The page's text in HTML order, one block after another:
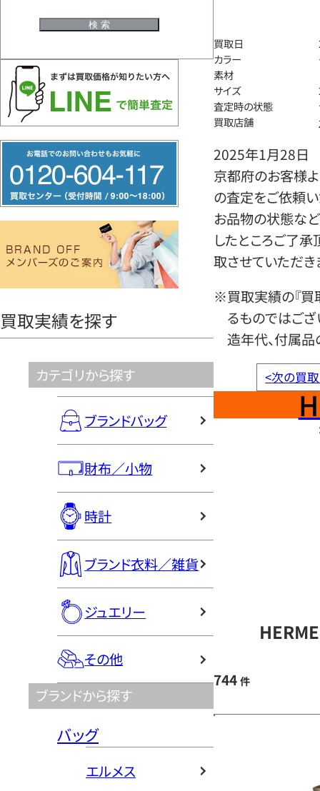
リ
ー
ヤ
買取実績を探す
カテゴリから探す
ブランドバッグ
財布／小物
時計
ブランド衣料／雑貨
ジュエリー
その他
ブランドから探す
バッグ
エルメス
買取日
カラー
素材
サイズ
査定時の状態
買取店舗
2025年1月28日
京都府のお客様
の査定をご依頼い
お品物の状態など
したところご了
取させていただき
※買取実績の『買
るものではござ
造年代、付属品
<次の買
744 件